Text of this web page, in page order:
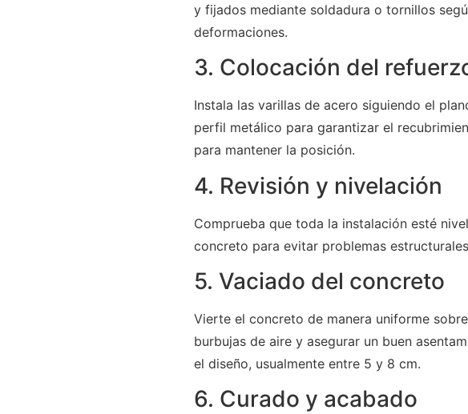
y fijados mediante soldadura o tornillos
deformaciones.
3. Colocación del
Instala las varillas de acero siguiendo el
perfil metálico para garantizar el
para mantener la posición.
4. Revisión y nivelación
Comprueba que toda la instalación esté
concreto para evitar problemas
5. Vaciado del concreto
Vierte el concreto de manera uniforme
burbujas de aire y asegurar un buen
el diseño, usualmente entre 5 y 8 cm.
6. Curado y acabado